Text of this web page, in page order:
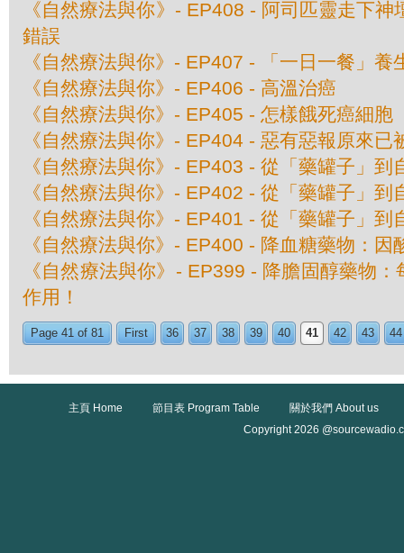
《自然療法與你》- EP408 - 阿司匹靈走下
錯誤
《自然療法與你》- EP407 - 「一日一餐」養
《自然療法與你》- EP406 - 高溫治癌
《自然療法與你》- EP405 - 怎樣餓死癌細胞
《自然療法與你》- EP404 - 惡有惡報原來已
《自然療法與你》- EP403 - 從「藥罐子」到
《自然療法與你》- EP402 - 從「藥罐子」到
《自然療法與你》- EP401 - 從「藥罐子」到
《自然療法與你》- EP400 - 降血糖藥物：因
《自然療法與你》- EP399 - 降膽固醇藥物
作用！
Page 41 of 81 First 36 37 38 39 40 41 42 43 44
主頁 Home 節目表 Program Table
關於我們 About us
Copyright 2026